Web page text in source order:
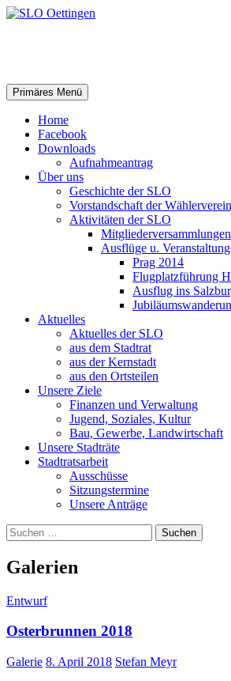
Suchen
Primäres Menü Springe
zum
Home
Facebook
Downloads
Aufnahmeantrag
Über uns
Geschichte der SLO
Vorstandschaft der
Aktivitäten der SLO
Mitgliederversammlungen
Ausflüge u.
Prag 2014
Flugplatzführung
Ausflug ins
Aktuelles
Aktuelles der SLO
aus dem Stadtrat
aus der Kernstadt
aus den Ortsteilen
Unsere Ziele
Finanzen und Verwaltung
Jugend, Soziales, Kultur
Bau, Gewerbe, Landwirtschaft
Unsere Stadträte
Stadtratsarbeit
Ausschüsse
Sitzungstermine
Unsere Anträge
Suchen
nach:
Galerien
Entwurf
Osterbrunnen 2018
Galerie 8. April 2018 Stefan Meyr